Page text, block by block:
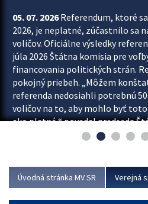
05. 07. 2026Referendum, ktoré
2026, je neplatné, zúčastnilo sa
voličov. Oficiálne výsledky
júla 2026 Štátna komisia pre
financovania politických strán.
pokojný priebeh. „Môžem
referenda nedosiahli potrebnú
voličov na to, aby mohlo byť
ako platné,“ povedal predseda
a kontrolu financovania
Úvodná stránka MV SR Verejná